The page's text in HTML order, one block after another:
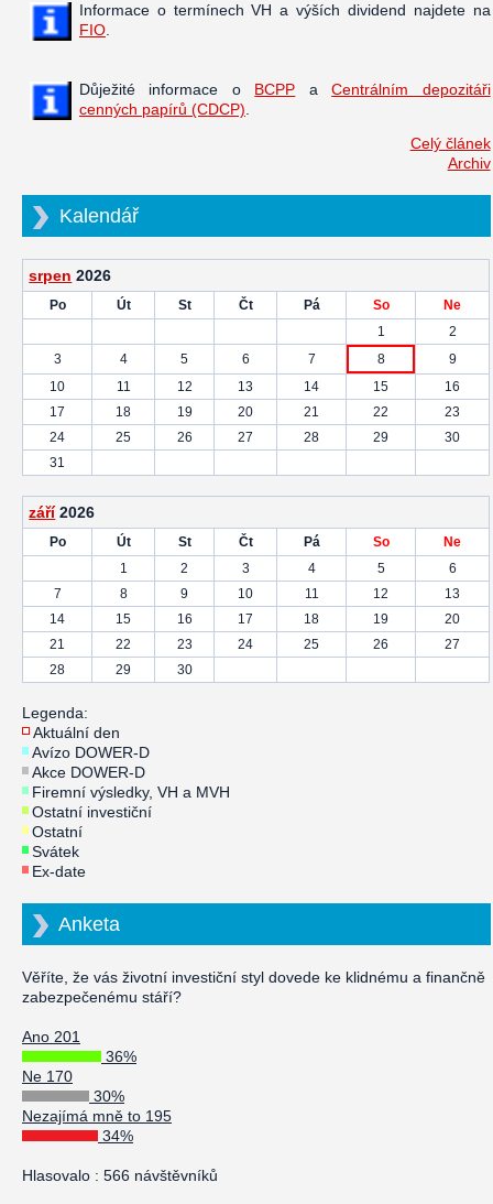
Informace o termínech VH a výších dividend najdete na
FIO
Důježité informace o BCPP aCentrálním depozitáři
cenných papírů (CDCP)
Celý článek
Archiv
Kalendář
srpen 2026
Po Út St Čt Pá So
Ne
1
2
3
4 5 6 7 8
9
10
11 12 13 14 15
16
17
18 19 20 21 22
23
24
25 26 27 28 29
30
31
září 2026
Po Út St Čt Pá So
Ne
1
2 3 4 5
6
7
8 9 10 11 12
13
14
15 16 17 18 19
20
21
22 23 24 25 26
27
28
29 30
Legenda:
Aktuální den
Avízo DOWER-D
Akce DOWER-D
Firemní výsledky, VH a MVH
Ostatní investiční
Ostatní
Svátek
Ex-date
Anketa
Věříte, že vás životní investiční styl dovede ke klidnému a finančně
zabezpečenému stáří?
Ano 201
36%
Ne 170
30%
Nezajímá mně to 195
34%
Hlasovalo : 566 návštěvníků